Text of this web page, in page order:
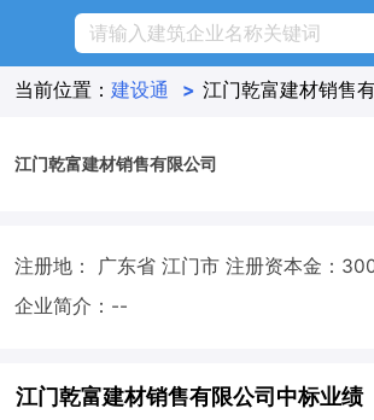
当前位置： 建设通 > 江门乾富建材销售
江门乾富建材销售有限公司
注册地： 广东省 江门市 注册资本金：
企业简介：--
江门乾富建材销售有限公司中标业绩